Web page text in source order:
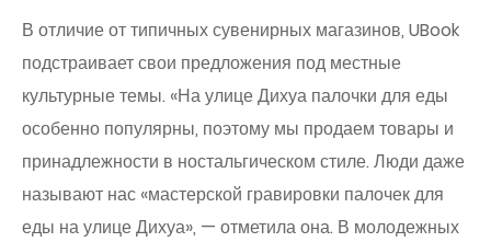
В отличие от типичных сувенирных магазинов, UBook
подстраивает свои предложения под местные
культурные темы. «На улице Дихуа палочки для еды
особенно популярны, поэтому мы продаем товары и
принадлежности в ностальгическом стиле. Люди даже
называют нас «мастерской гравировки палочек для
еды на улице Дихуа», — отметила она. В молодежных